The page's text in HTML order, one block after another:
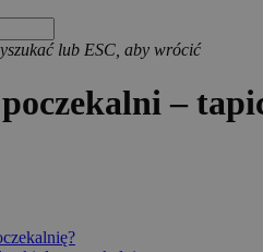
lub ESC, aby wrócić
–